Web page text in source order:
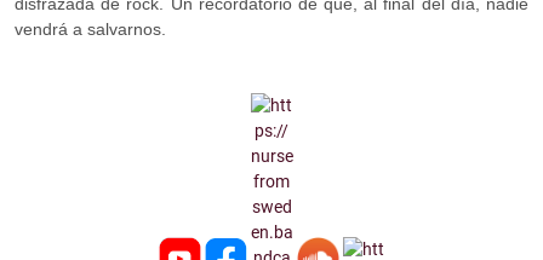
disfrazada de rock. Un recordatorio de que, al final del día, nadie
vendrá a salvarnos.